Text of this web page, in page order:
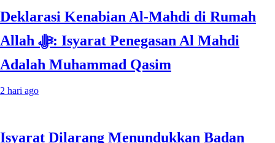
Deklarasi Kenabian Al-Mahdi di Rumah
Allah ﷻ: Isyarat Penegasan Al Mahdi
Adalah Muhammad Qasim
2 hari ago
Isyarat Dilarang Menundukkan Badan